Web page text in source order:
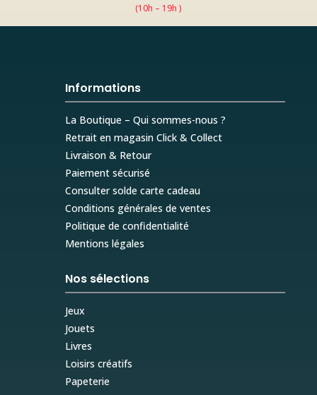
(10h – 19h )
Informations
La Boutique – Qui sommes-nous ?
Retrait en magasin Click & Collect
Livraison & Retour
Paiement sécurisé
Consulter solde carte cadeau
Conditions générales de ventes
Politique de confidentialité
Mentions légales
Nos sélections
Jeux
Jouets
Livres
Loisirs créatifs
Papeterie